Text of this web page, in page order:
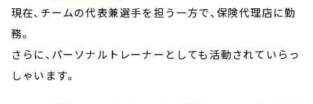
現在、チームの代表兼選手を担う一方で、保険代理店に勤
務。
さらに、パーソナルトレーナーとしても活動されていらっ
しゃいます。